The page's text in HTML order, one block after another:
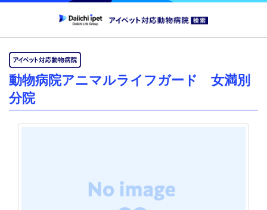
動物病院アニマルライフガード 女満別
分院